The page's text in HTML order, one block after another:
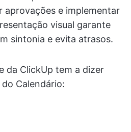
aprovações e implementar
visual garante
sintonia e evita atrasos.
da ClickUp tem a dizer
Calendário: